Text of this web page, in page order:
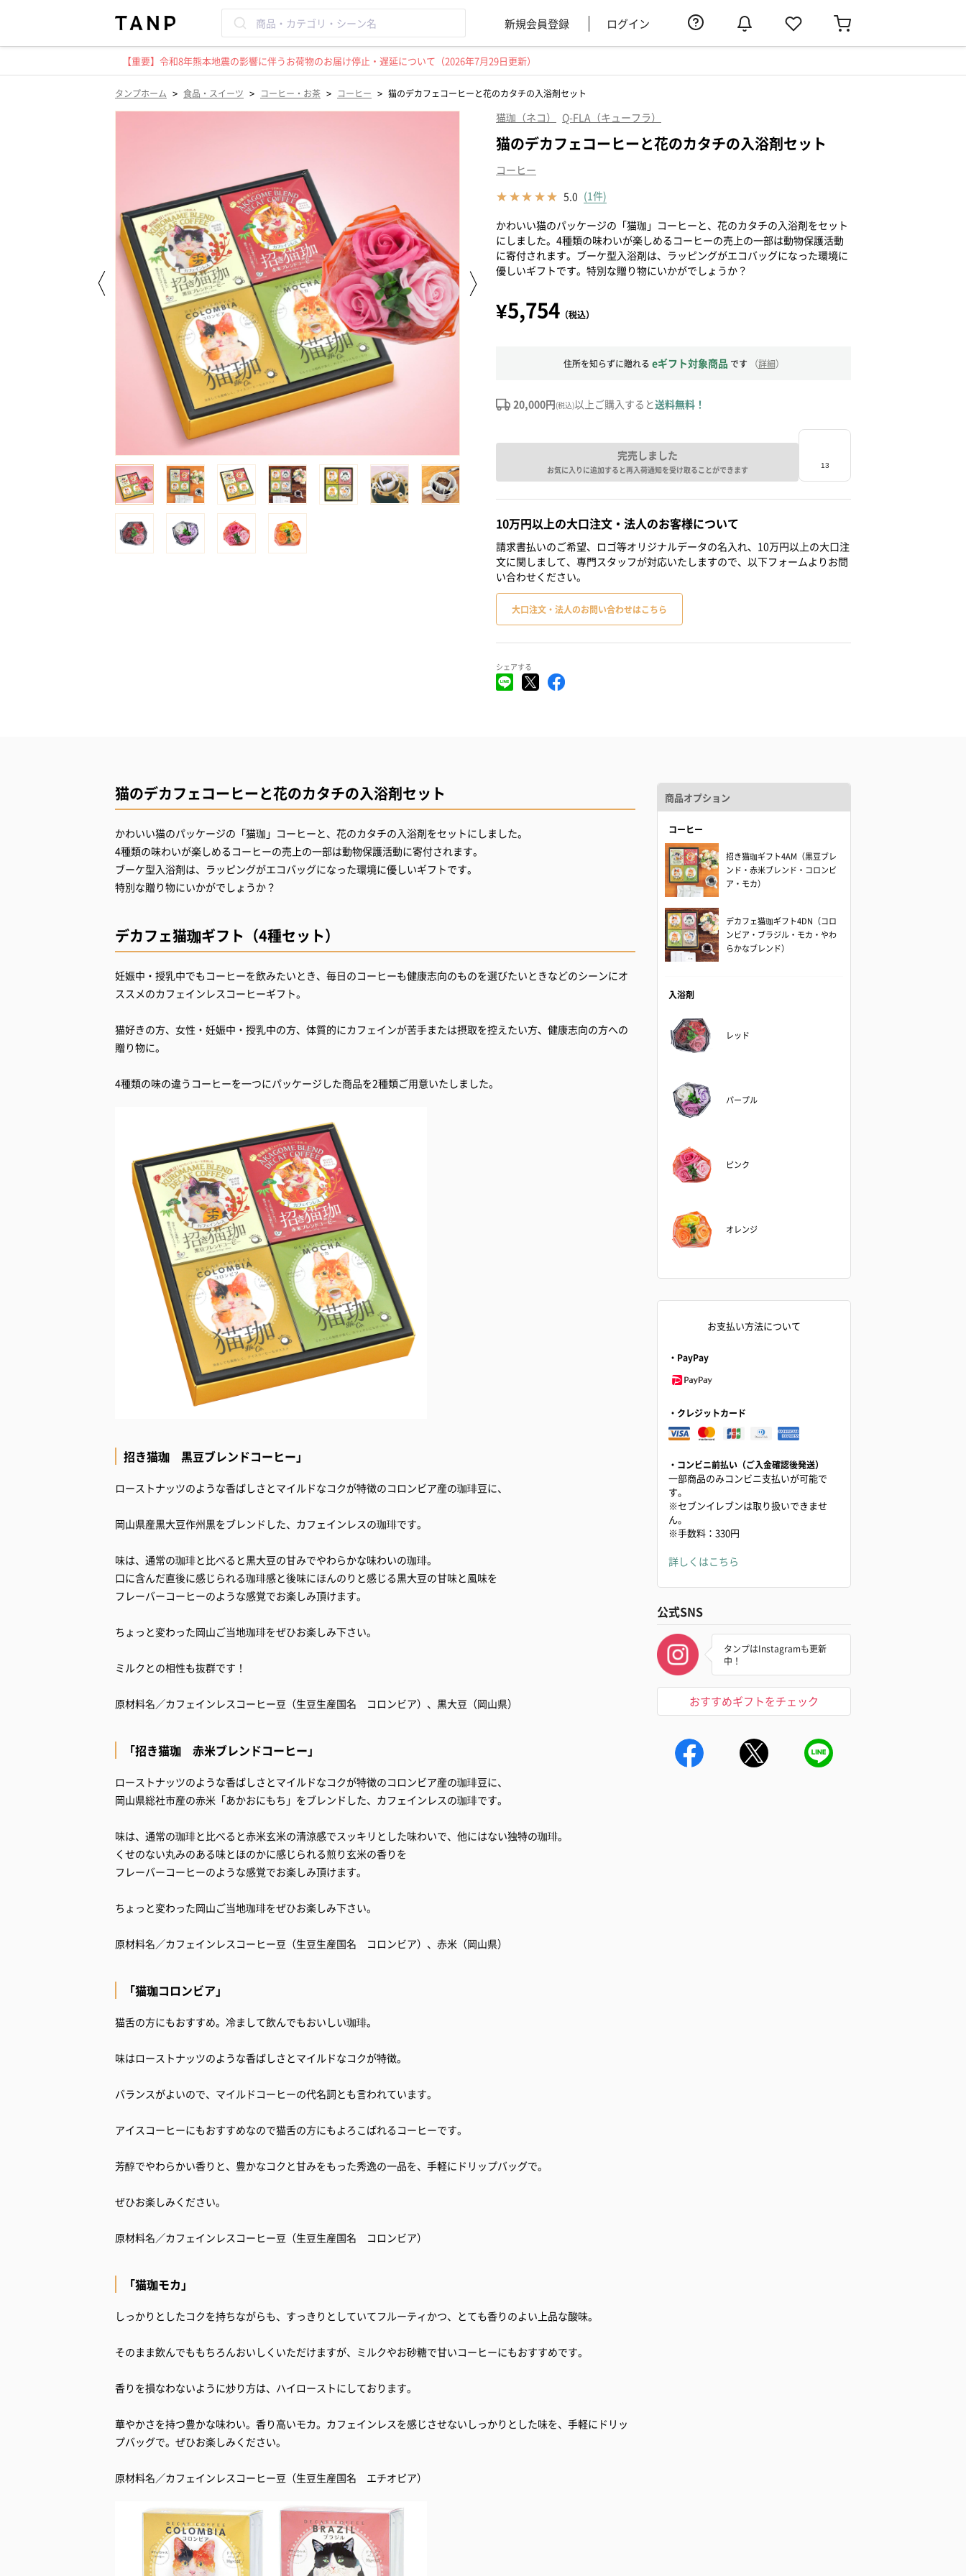
新規会員登録 ログイン
【重要】令和8年熊本地震の影響に伴うお荷物のお届け停止・遅延について（2026年7月29日更新）
タンプホーム > 食品・スイーツ > コーヒー・お茶 > コーヒー > 猫のデカフェコーヒーと花のカタチの入浴剤セット
猫珈（ネコ） Q-FLA（キューフラ）
猫のデカフェコーヒーと花のカタチの入浴剤セット
コーヒー
5.0 (1件)
かわいい猫のパッケージの「猫珈」コーヒーと、花のカタチの入浴剤をセット
にしました。4種類の味わいが楽しめるコーヒーの売上の一部は動物保護活動
に寄付されます。ブーケ型入浴剤は、ラッピングがエコバッグになった環境に
優しいギフトです。特別な贈り物にいかがでしょうか？
¥5,754 （税込）
住所を知らずに贈れる eギフト対象商品 です （詳細）
20,000円(税込)以上ご購入すると送料無料！
完売しました
お気に入りに追加すると再入荷通知を受け取ることができます
10万円以上の大口注文・法人のお客様について
請求書払いのご希望、ロゴ等オリジナルデータの名入れ、10万円以上の大口注
文に関しまして、専門スタッフが対応いたしますので、以下フォームよりお問
い合わせください。
大口注文・法人のお問い合わせはこちら
シェアする
猫のデカフェコーヒーと花のカタチの入浴剤セット
かわいい猫のパッケージの「猫珈」コーヒーと、花のカタチの入浴剤をセットにしました。
4種類の味わいが楽しめるコーヒーの売上の一部は動物保護活動に寄付されます。
ブーケ型入浴剤は、ラッピングがエコバッグになった環境に優しいギフトです。
特別な贈り物にいかがでしょうか？
デカフェ猫珈ギフト（4種セット）
妊娠中・授乳中でもコーヒーを飲みたいとき、毎日のコーヒーも健康志向のものを選びたいときなどのシーンにオ
ススメのカフェインレスコーヒーギフト。
猫好きの方、女性・妊娠中・授乳中の方、体質的にカフェインが苦手または摂取を控えたい方、健康志向の方への
贈り物に。
4種類の味の違うコーヒーを一つにパッケージした商品を2種類ご用意いたしました。
招き猫珈 黒豆ブレンドコーヒー」
ローストナッツのような香ばしさとマイルドなコクが特徴のコロンビア産の珈琲豆に、
岡山県産黒大豆作州黒をブレンドした、カフェインレスの珈琲です。
味は、通常の珈琲と比べると黒大豆の甘みでやわらかな味わいの珈琲。
口に含んだ直後に感じられる珈琲感と後味にほんのりと感じる黒大豆の甘味と風味を
フレーバーコーヒーのような感覚でお楽しみ頂けます。
ちょっと変わった岡山ご当地珈琲をぜひお楽しみ下さい。
ミルクとの相性も抜群です！
原材料名／カフェインレスコーヒー豆（生豆生産国名 コロンビア）、黒大豆（岡山県）
「招き猫珈 赤米ブレンドコーヒー」
ローストナッツのような香ばしさとマイルドなコクが特徴のコロンビア産の珈琲豆に、
岡山県総社市産の赤米「あかおにもち」をブレンドした、カフェインレスの珈琲です。
味は、通常の珈琲と比べると赤米玄米の清涼感でスッキリとした味わいで、他にはない独特の珈琲。
くせのない丸みのある味とほのかに感じられる煎り玄米の香りを
フレーバーコーヒーのような感覚でお楽しみ頂けます。
ちょっと変わった岡山ご当地珈琲をぜひお楽しみ下さい。
原材料名／カフェインレスコーヒー豆（生豆生産国名 コロンビア）、赤米（岡山県）
「猫珈コロンビア」
猫舌の方にもおすすめ。冷まして飲んでもおいしい珈琲。
味はローストナッツのような香ばしさとマイルドなコクが特徴。
バランスがよいので、マイルドコーヒーの代名詞とも言われています。
アイスコーヒーにもおすすめなので猫舌の方にもよろこばれるコーヒーです。
芳醇でやわらかい香りと、豊かなコクと甘みをもった秀逸の一品を、手軽にドリップバッグで。
ぜひお楽しみください。
原材料名／カフェインレスコーヒー豆（生豆生産国名 コロンビア）
「猫珈モカ」
しっかりとしたコクを持ちながらも、すっきりとしていてフルーティかつ、とても香りのよい上品な酸味。
そのまま飲んでももちろんおいしくいただけますが、ミルクやお砂糖で甘いコーヒーにもおすすめです。
香りを損なわないように炒り方は、ハイローストにしております。
華やかさを持つ豊かな味わい。香り高いモカ。カフェインレスを感じさせないしっかりとした味を、手軽にドリッ
プバッグで。ぜひお楽しみください。
原材料名／カフェインレスコーヒー豆（生豆生産国名 エチオピア）
商品オプション
コーヒー
招き猫珈ギフト4AM（黒豆ブレ
ンド・赤米ブレンド・コロンビ
ア・モカ）
デカフェ猫珈ギフト4DN（コロ
ンビア・ブラジル・モカ・やわ
らかなブレンド）
入浴剤
レッド
パープル
ピンク
オレンジ
お支払い方法について
・PayPay
・クレジットカード
・コンビニ前払い（ご入金確認後発送）
一部商品のみコンビニ支払いが可能で
す。
※セブンイレブンは取り扱いできませ
ん。
※手数料：330円
詳しくはこちら
公式SNS
タンプはInstagramも更新
中！
おすすめギフトをチェック